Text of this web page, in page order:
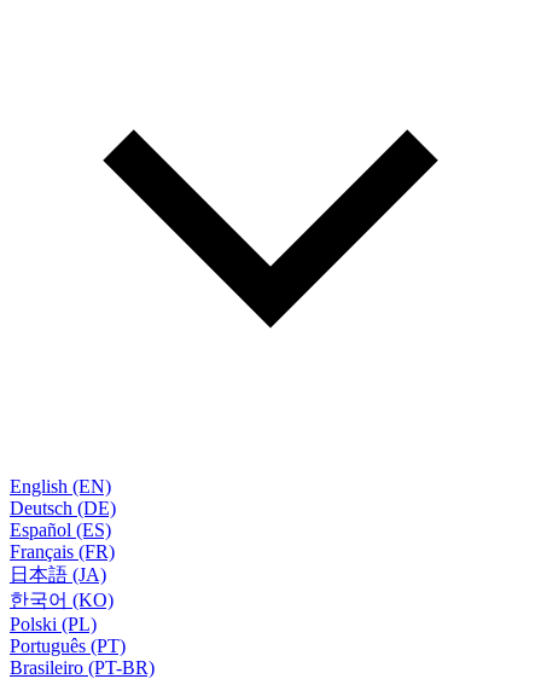
English (EN)
Deutsch (DE)
Español (ES)
Français (FR)
日本語 (JA)
한국어 (KO)
Polski (PL)
Português (PT)
Brasileiro (PT-BR)